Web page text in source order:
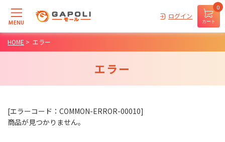
MENU
ログイン
カート
0
HOME > エラー
エラー
[エラーコード：COMMON-ERROR-00010]
商品が見つかりません。